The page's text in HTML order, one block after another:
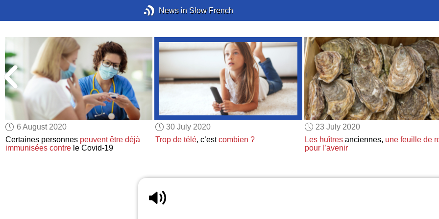
News in Slow French
6 August 2020
Certaines personnes peuvent être déjà
immunisées contre le Covid-19
30 July 2020
Trop de télé, c’estcombien ?
23 July 2020
Les huîtresanciennes, une feuille de
pour l’avenir